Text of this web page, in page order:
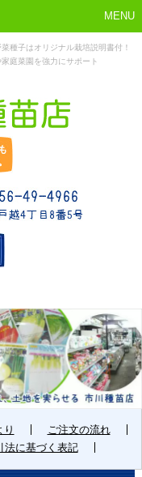
MENU
種子はオリジナル栽培説明書付！
庭菜園を強力にサポート
知らせ 店舗概要
り
ご注文の流れ
法に基づく表記